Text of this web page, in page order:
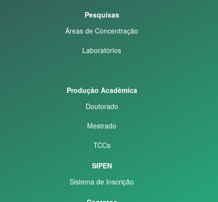
Pesquisas
Áreas de Concentração
Laboratórios
Produção Acadêmica
Doutorado
Mestrado
TCCs
SIPEN
Sistema de Inscrição